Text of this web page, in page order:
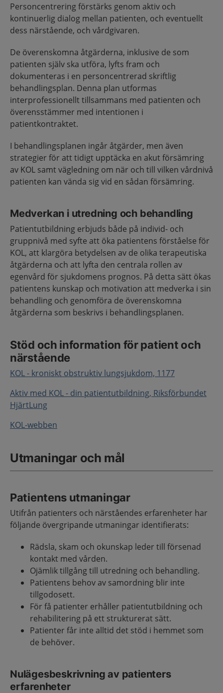
Personcentrering förstärks genom aktiv och
kontinuerlig dialog mellan patienten, och eventuellt
dess närstående, och vårdgivaren.
De överenskomna åtgärderna, inklusive de som
patienten själv ska utföra, lyfts fram och
dokumenteras i en personcentrerad skriftlig
behandlingsplan. Denna plan utformas
interprofessionellt tillsammans med patienten och
överensstämmer med intentionen i
patientkontraktet.
I behandlingsplanen ingår åtgärder, men även
strategier för att tidigt upptäcka en akut försämring
av KOL samt vägledning om när och till vilken vårdnivå
patienten kan vända sig vid en sådan försämring.
Medverkan i utredning och behandling
Patientutbildning erbjuds både på individ- och
gruppnivå med syfte att öka patientens förståelse för
KOL, att klargöra betydelsen av de olika terapeutiska
åtgärderna och att lyfta den centrala rollen av
egenvård för sjukdomens prognos. På detta sätt ökas
patientens kunskap och motivation att medverka i sin
behandling och genomföra de överenskomna
åtgärderna som beskrivs i behandlingsplanen.
Stöd och information för patient och
närstående
KOL - kroniskt obstruktiv lungsjukdom, 1177
Aktiv med KOL - din patientutbildning, Riksförbundet
HjärtLung
KOL-webben
Utmaningar och mål
Patientens utmaningar
Utifrån patienters och närståendes erfarenheter har
följande övergripande utmaningar identifierats:
Rädsla, skam och okunskap leder till försenad
kontakt med vården.
Ojämlik tillgång till utredning och behandling.
Patientens behov av samordning blir inte
tillgodosett.
För få patienter erhåller patientutbildning och
rehabilitering på ett strukturerat sätt.
Patienter får inte alltid det stöd i hemmet som
de behöver.
Nulägesbeskrivning av patienters
erfarenheter